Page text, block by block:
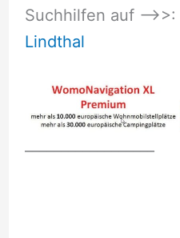
Suchhilfen auf –>>:
Lindthal